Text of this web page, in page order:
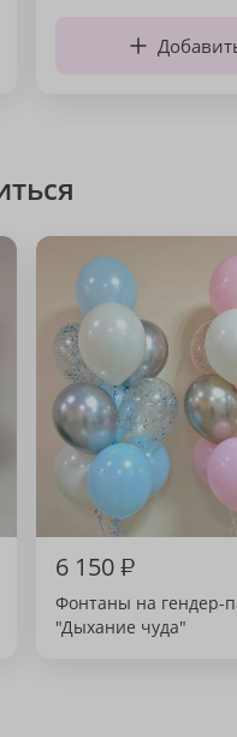
6 150₽
Фонтаны на гендер-
"Дыхание чуда"